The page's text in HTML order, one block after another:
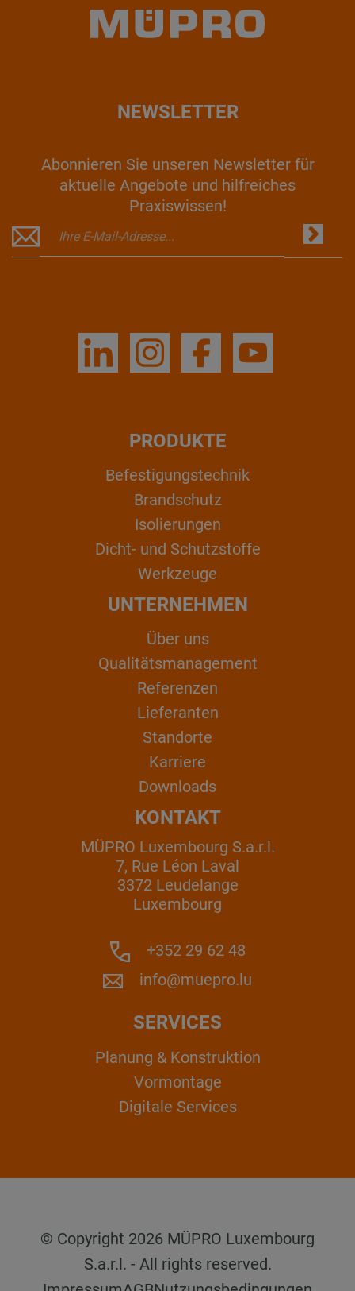
NEWSLETTER
Abonnieren Sie unseren Newsletter für
aktuelle Angebote und hilfreiches
Praxiswissen!
PRODUKTE
Befestigungstechnik
Brandschutz
Isolierungen
Dicht- und Schutzstoffe
Werkzeuge
UNTERNEHMEN
Über uns
Qualitätsmanagement
Referenzen
Lieferanten
Standorte
Karriere
Downloads
KONTAKT
MÜPRO Luxembourg S.a.r.l.
7, Rue Léon Laval
3372 Leudelange
Luxembourg
+352 29 62 48
info@muepro.lu
SERVICES
Planung & Konstruktion
Vormontage
Digitale Services
© Copyright 2026 MÜPRO Luxembourg
S.a.r.l. - All rights reserved.